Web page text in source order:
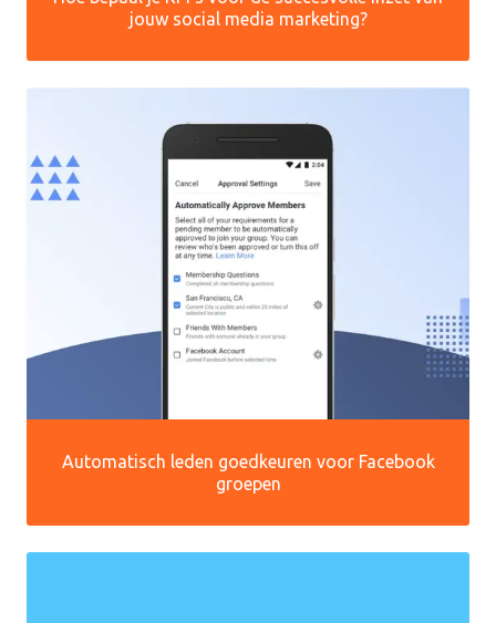
jouw social media marketing?
Automatisch leden goedkeuren voor Facebook
groepen